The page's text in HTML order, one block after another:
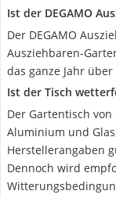
Ist der DEGAMO
Der DEGAMO
Ausziehbaren-
das ganze Jahr
Ist der Tisch
Der Gartentisch
Aluminium und
Herstellerangaben
Dennoch wird